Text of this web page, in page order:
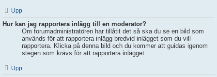
Upp
Hur kan jag rapportera inlägg till en moderator?
Om forumadministratören har tillåtit det så ska du se en bild som
används för att rapportera inlägg bredvid inlägget som du vill
rapportera. Klicka på denna bild och du kommer att guidas igenom
stegen som krävs för att rapportera inlägget.
Upp